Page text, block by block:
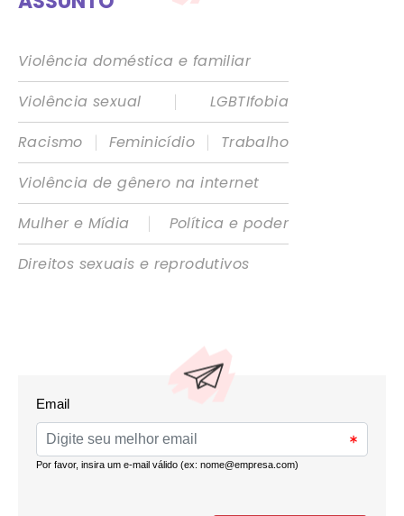
Violência doméstica e familiar
Violência sexual
|
LGBTIfobia
Racismo
| Feminicídio |
Trabalho
Violência de gênero na internet
Mulher e Mídia
|
Política e poder
Direitos sexuais e reprodutivos